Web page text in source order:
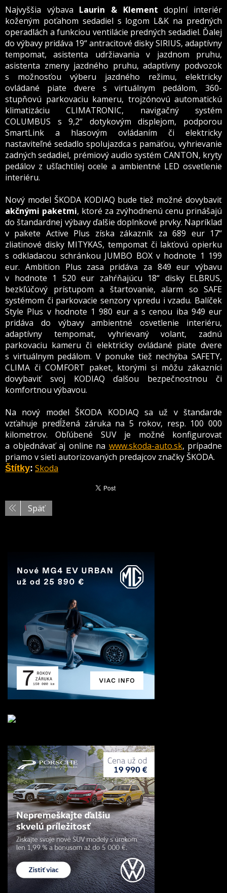
Najvyššia výbava Laurin & Klement doplní interiér
koženým poťahom sedadiel s logom L&K na predných
operadlách a funkciou ventilácie predných sedadiel. Ďalej
do výbavy pridáva 19“ antracitové disky SIRIUS, adaptívny
tempomat, asistenta udržiavania v jazdnom pruhu,
asistenta zmeny jazdného pruhu, adaptívny podvozok
s možnosťou výberu jazdného režimu, elektricky
ovládané piate dvere s virtuálnym pedálom, 360-
stupňovú parkovaciu kameru, trojzónovú automatickú
klimatizáciu CLIMATRONIC, navigačný systém
COLUMBUS s 9,2“ dotykovým displejom, podporou
SmartLink a hlasovým ovládaním či elektricky
nastaviteľné sedadlo spolujazdca s pamäťou, vyhrievanie
zadných sedadiel, prémiový audio systém CANTON, kryty
pedálov z ušľachtilej ocele a ambientné LED osvetlenie
interiéru.
Nový model ŠKODA KODIAQ bude tiež možné dovybaviť
akčnými paketmi, ktoré za zvýhodnenú cenu prinášajú
do štandardnej výbavy ďalšie doplnkové prvky. Napríklad
v pakete Active Plus získa zákazník za 689 eur 17“
zliatinové disky MITYKAS, tempomat či lakťovú opierku
s odkladacou schránkou JUMBO BOX v hodnote 1 199
eur. Ambition Plus zasa pridáva za 849 eur výbavu
v hodnote 1 520 eur zahŕňajúcu 18“ disky ELBRUS,
bezkľúčový prístupom a štartovanie, alarm so SAFE
systémom či parkovacie senzory vpredu i vzadu. Balíček
Style Plus v hodnote 1 980 eur a s cenou iba 949 eur
pridáva do výbavy ambientné osvetlenie interiéru,
adaptívny tempomat, vyhrievaný volant, zadnú
parkovaciu kameru či elektricky ovládané piate dvere
s virtuálnym pedálom. V ponuke tiež nechýba SAFETY,
CLIMA či COMFORT paket, ktorými si môžu zákazníci
dovybaviť svoj KODIAQ ďalšou bezpečnostnou či
komfortnou výbavou.
Na nový model ŠKODA KODIAQ sa už v štandarde
vzťahuje predĺžená záruka na 5 rokov, resp. 100 000
kilometrov. Obľúbené SUV je možné konfigurovať
a objednávať aj online na www.skoda-auto.sk, prípadne
priamo v sieti autorizovaných predajcov značky ŠKODA.
Štítky: Skoda
Späť